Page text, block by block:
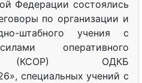
Федерации состоялись
по организации и
штабного учения с
оперативного
(КСОР) ОДКБ
специальных учений с